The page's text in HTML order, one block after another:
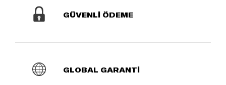
GÜVENLİ ÖDEME
GLOBAL GARANTİ